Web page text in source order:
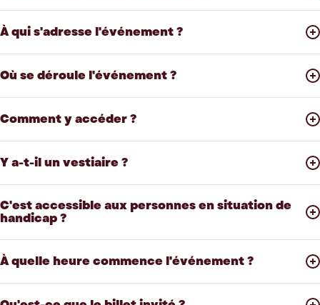
À qui s'adresse l'événement ?
Où se déroule l'événement ?
Comment y accéder ?
Y a-t-il un vestiaire ?
C'est accessible aux personnes en situation de
handicap ?
À quelle heure commence l'événement ?